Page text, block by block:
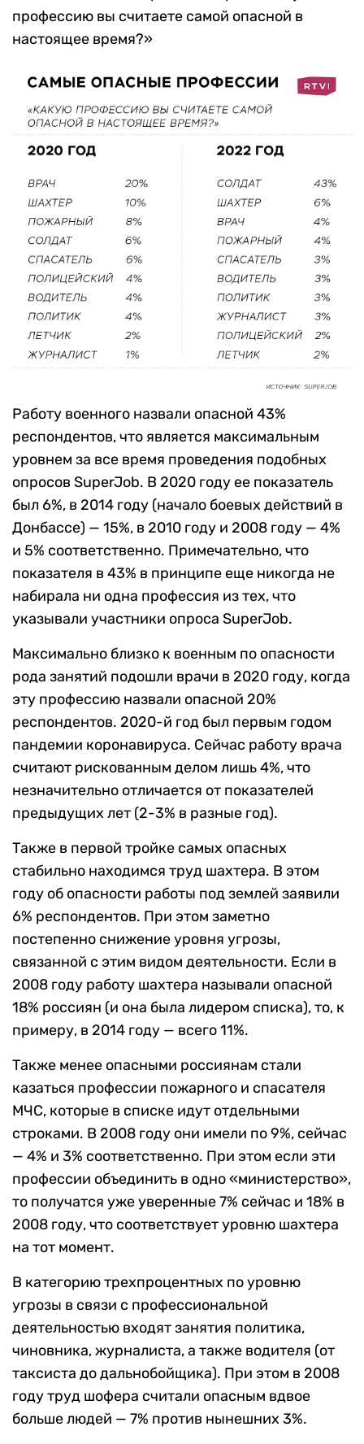
профессию вы считаете самой опасной в
настоящее время?»
Работу военного назвали опасной 43%
респондентов, что является максимальным
уровнем за все время проведения подобных
опросов SuperJob. В 2020 году ее показатель
был 6%, в 2014 году (начало боевых действий в
Донбассе) — 15%, в 2010 году и 2008 году — 4%
и 5% соответственно. Примечательно, что
показателя в 43% в принципе еще никогда не
набирала ни одна профессия из тех, что
указывали участники опроса SuperJob.
Максимально близко к военным по опасности
рода занятий подошли врачи в 2020 году, когда
эту профессию назвали опасной 20%
респондентов. 2020-й год был первым годом
пандемии коронавируса. Сейчас работу врача
считают рискованным делом лишь 4%, что
незначительно отличается от показателей
предыдущих лет (2-3% в разные год).
Также в первой тройке самых опасных
стабильно находимся труд шахтера. В этом
году об опасности работы под землей заявили
6% респондентов. При этом заметно
постепенно снижение уровня угрозы,
связанной с этим видом деятельности. Если в
2008 году работу шахтера называли опасной
18% россиян (и она была лидером списка), то, к
примеру, в 2014 году — всего 11%.
Также менее опасными россиянам стали
казаться профессии пожарного и спасателя
МЧС, которые в списке идут отдельными
строками. В 2008 году они имели по 9%, сейчас
— 4% и 3% соответственно. При этом если эти
профессии объединить в одно «министерство»,
то получатся уже уверенные 7% сейчас и 18% в
2008 году, что соответствует уровню шахтера
на тот момент.
В категорию трехпроцентных по уровню
угрозы в связи с профессиональной
деятельностью входят занятия политика,
чиновника, журналиста, а также водителя (от
таксиста до дальнобойщика). При этом в 2008
году труд шофера считали опасным вдвое
больше людей — 7% против нынешних 3%.